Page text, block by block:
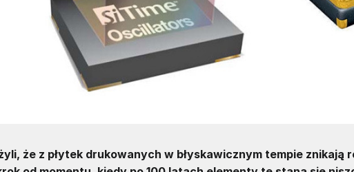
że z płytek drukowanych w błyskawicznym tempie znikają